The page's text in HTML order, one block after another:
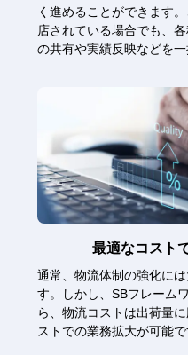
く進めることができます
店されている場合でも、
の共有や実績反映などを
最適なコスト
通常、物流体制の強化に
す。しかし、SBフレーム
ら、物流コストは出荷量
ストでの業務拡大が可能で